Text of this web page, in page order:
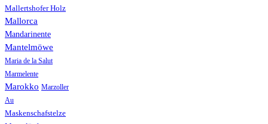
Mallertshofer Holz
Mallorca
Mandarinente
Mantelmöwe
Maria de la Salut
Marmelente
Marokko Marzoller
Au
Maskenschafstelze